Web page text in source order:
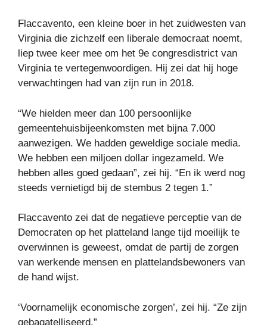
Flaccavento, een kleine boer in het zuidwesten van
Virginia die zichzelf een liberale democraat noemt,
liep twee keer mee om het 9e congresdistrict van
Virginia te vertegenwoordigen. Hij zei dat hij hoge
verwachtingen had van zijn run in 2018.
“We hielden meer dan 100 persoonlijke
gemeentehuisbijeenkomsten met bijna 7.000
aanwezigen. We hadden geweldige sociale media.
We hebben een miljoen dollar ingezameld. We
hebben alles goed gedaan”, zei hij. “En ik werd nog
steeds vernietigd bij de stembus 2 tegen 1.”
Flaccavento zei dat de negatieve perceptie van de
Democraten op het platteland lange tijd moeilijk te
overwinnen is geweest, omdat de partij de zorgen
van werkende mensen en plattelandsbewoners van
de hand wijst.
‘Voornamelijk economische zorgen’, zei hij. “Ze zijn
gebagatelliseerd.”